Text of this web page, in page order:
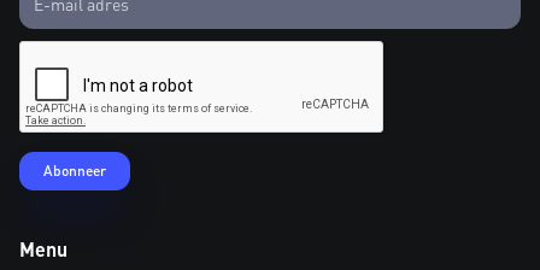
Menu